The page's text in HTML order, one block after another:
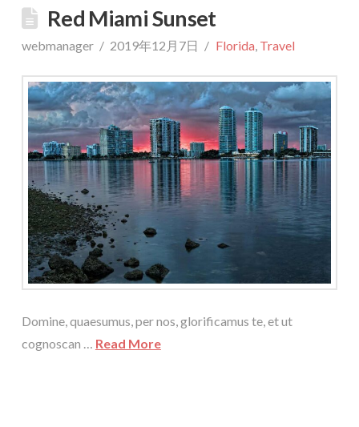
Red Miami Sunset
webmanager 2019年12月7日 Florida, Travel
Domine, quaesumus, per nos, glorificamus te, et ut
cognoscan … Read More